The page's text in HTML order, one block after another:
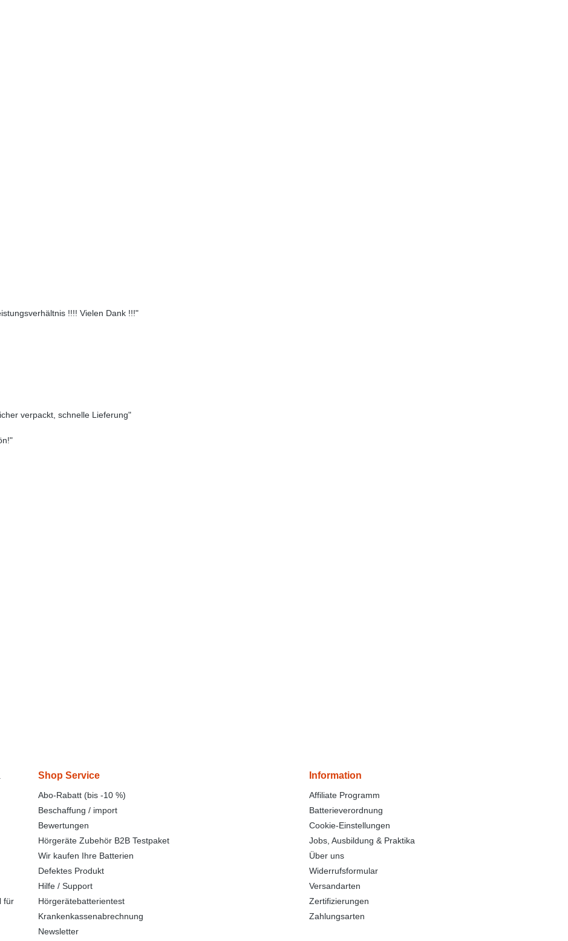
!!!! Vielen Dank !!!"
verpackt, schnelle Lieferung"
für
Shop Service
Abo-Rabatt (bis -10 %)
Beschaffung / import
Bewertungen
Hörgeräte Zubehör B2B Testpaket
Wir kaufen Ihre Batterien
Defektes Produkt
Hilfe / Support
Hörgerätebatterientest
Krankenkassenabrechnung
Newsletter
Information
Affiliate Programm
Batterieverordnung
Cookie-Einstellungen
Jobs, Ausbildung & Praktika
Über uns
Widerrufsformular
Versandarten
Zertifizierungen
Zahlungsarten